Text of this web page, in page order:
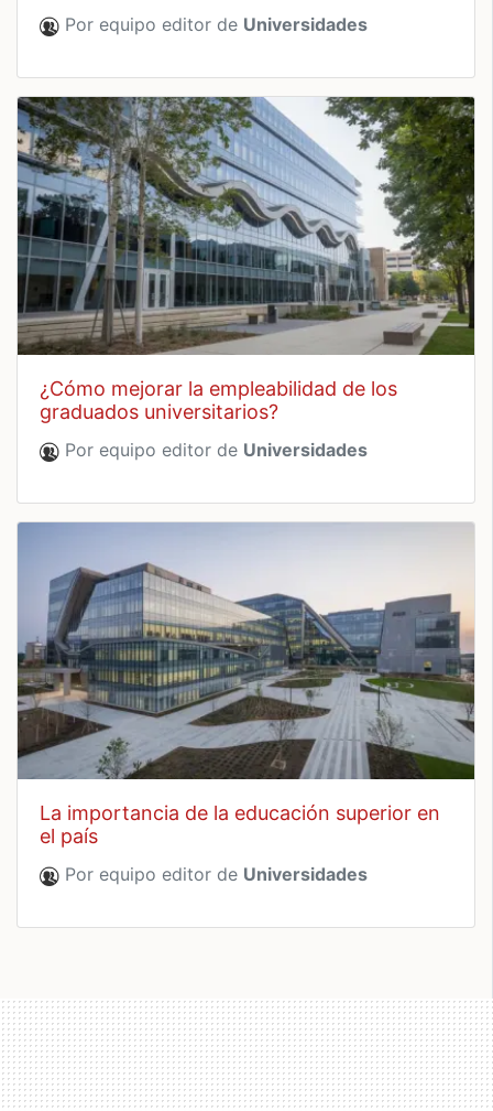
Por equipo editor de Universidades
¿cómo mejorar la empleabilidad de los
graduados universitarios?
Por equipo editor de Universidades
la importancia de la educación superior en
el país
Por equipo editor de Universidades